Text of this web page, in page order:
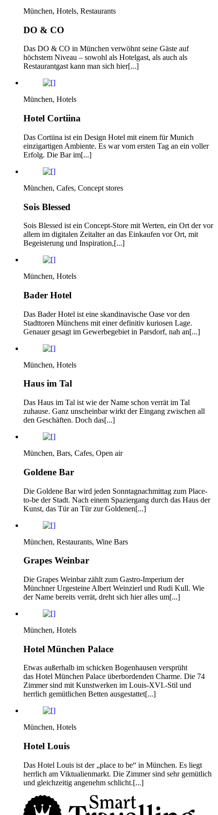
München, Hotels, Restaurants
DO & CO
Das DO & CO in München verwöhnt seine Gäste auf
höchstem Niveau – sowohl als Hotelgast, als auch als
Restaurantgast kann man sich hier[...]
München, Hotels
Hotel Cortiina
Das Cortiina ist ein Design Hotel mit einem für Munich
einzigartigen Ambiente. Es war vom ersten Tag an ein voller
Erfolg. Die Bar im[...]
München, Cafes, Concept stores
Sois Blessed
Sois Blessed ist ein Concept-Store mit Werten, ein Ort der vor
allem im digitalen Zeitalter an das Einkaufen vor Ort, mit
Begeisterung und Inspiration,[...]
München, Hotels
Bader Hotel
Das Bader Hotel ist eine skandinavische Oase vor den
Stadttoren Münchens mit einer definitiv kuriosen Lage.
Genauer gesagt im Gewerbegebiet in Parsdorf, nah an[...]
München, Hotels
Haus im Tal
Das Haus im Tal ist wie der Name schon verrät im Tal
zuhause. Ganz unscheinbar wirkt der Eingang zwischen all
den Geschäften. Doch das[...]
München, Bars, Cafes, Open air
Goldene Bar
Die Goldene Bar wird jeden Sonntagnachmittag zum Place-
to-be der Stadt. Nach einem Spaziergang durch das Haus der
Kunst, das Tür an Tür zur Goldenen[...]
München, Restaurants, Wine Bars
Grapes Weinbar
Die Grapes Weinbar zählt zum Gastro-Imperium der
Münchner Urgesteine Albert Weinzierl und Rudi Kull. Wie
der Name bereits verrät, dreht sich hier alles um[...]
München, Hotels
Hotel München Palace
Etwas außerhalb im schicken Bogenhausen versprüht
das Hotel München Palace überbordenden Charme. Die 74
Zimmer sind mit Kunstwerken im Louis-XVI.-Stil und
herrlich gemütlichen Betten ausgestattet[...]
München, Hotels
Hotel Louis
Das Hotel Louis ist der „place to be“ in München. Es liegt
herrlich am Viktualienmarkt. Die Zimmer sind sehr gemütlich
und gleichzeitig angenehm schlicht.[...]